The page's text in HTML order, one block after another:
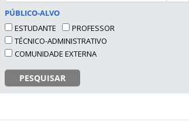
PÚBLICO-ALVO
ESTUDANTE
PROFESSOR
TÉCNICO-ADMINISTRATIVO
COMUNIDADE EXTERNA
PESQUISAR